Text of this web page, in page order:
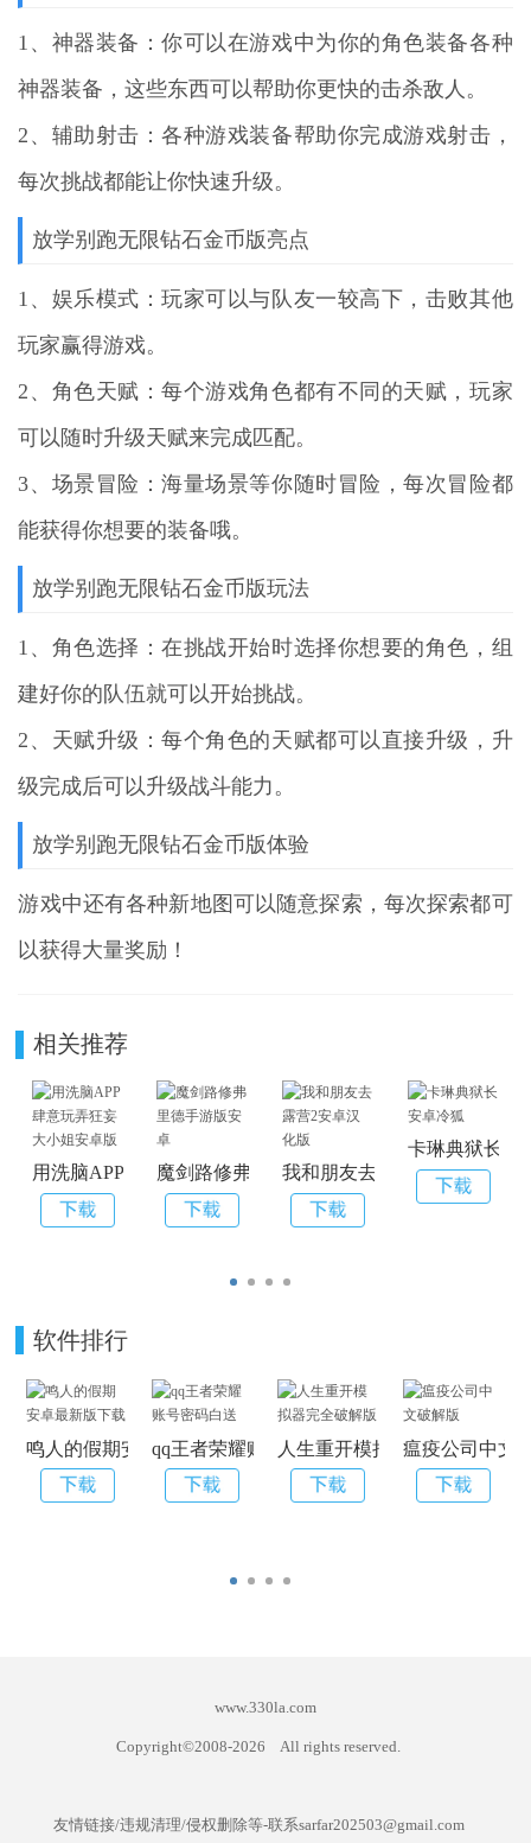
1、神器装备：你可以在游戏中为你的角色装备各种
神器装备，这些东西可以帮助你更快的击杀敌人。
2、辅助射击：各种游戏装备帮助你完成游戏射击，
每次挑战都能让你快速升级。
放学别跑无限钻石金币版亮点
1、娱乐模式：玩家可以与队友一较高下，击败其他
玩家赢得游戏。
2、角色天赋：每个游戏角色都有不同的天赋，玩家
可以随时升级天赋来完成匹配。
3、场景冒险：海量场景等你随时冒险，每次冒险都
能获得你想要的装备哦。
放学别跑无限钻石金币版玩法
1、角色选择：在挑战开始时选择你想要的角色，组
建好你的队伍就可以开始挑战。
2、天赋升级：每个角色的天赋都可以直接升级，升
级完成后可以升级战斗能力。
放学别跑无限钻石金币版体验
游戏中还有各种新地图可以随意探索，每次探索都可
以获得大量奖励！
相关推荐
用洗脑APP肆意玩弄狂妄大小姐安卓版
魔剑路修弗里德手游版安卓我和朋友去露营2安卓汉化版
卡琳典狱长安
软件排行
鸣人的假期安卓最新版下载qq王者荣耀账号密码白送人生重开模拟器完全破解版
瘟疫公司中文
www.330la.com
Copyright©2008-2026 All rights reserved.
友情链接/违规清理/侵权删除等-联系sarfar202503@gmail.com